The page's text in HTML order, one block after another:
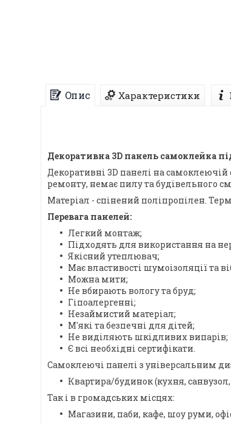
Опис Характеристики
Декоративна 3D панель самоклейка
Декоративні 3D панелі на
ремонту, немає пилу та будівельного
Матеріал - спінений поліпропілен.
Перевага панелей:
Легкий монтаж;
Підходять для використання на
Якісний утеплювач;
Має властивості шумоізоляції та
Можна мити;
Не вбирають вологу та бруд;
Гіпоалергенні;
Незаймистий матеріал;
М'які та безпечні для дітей;
Не виділяють шкідливих випарів;
Є всі необхідні сертифікати.
Самоклеючі панелі з універсальним
Квартира/будинок (кухня,
Так і в громадських місцях:
Магазини, паби, кафе, шоу руми,